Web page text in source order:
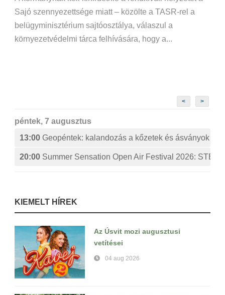
Sajó szennyezettsége miatt – közölte a TASR-rel a
belügyminisztérium sajtóosztálya, válaszul a
környezetvédelmi tárca felhívására, hogy a...
< >
péntek, 7 augusztus
13:00 Geopéntek: kalandozás a kőzetek és ásványok
20:00 Summer Sensation Open Air Festival 2026:
KIEMELT HÍREK
Az Úsvit mozi augusztusi
vetítései
04 aug 2026